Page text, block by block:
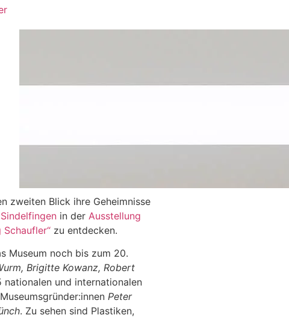
zweiten Blick ihre Geheimnisse
in der Ausstellung
Schaufler“ zu entdecken.
Museum noch bis zum 20.
Brigitte Kowanz, Robert
und internationalen
Peter
. Zu sehen sind Plastiken,